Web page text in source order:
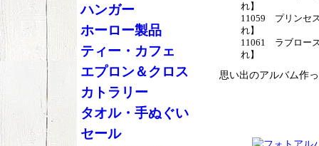
れ】
11059 プリンセ
れ】
11061 ラブロー
れ】
思い出のアルバム作
ハンガー
ホーロー製品
ティー・カフェ
エプロン＆クロス
カトラリー
タオル・手ぬぐい
セール